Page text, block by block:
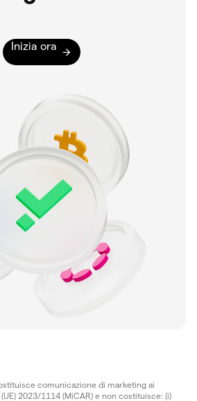
Inizia ora
comunicazione di marketing ai
2023/1114 (MiCAR) e non costituisce: (i)